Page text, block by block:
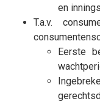
en
T.a.v.
Eerste